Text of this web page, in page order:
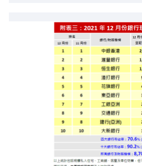
按揭快趣智識